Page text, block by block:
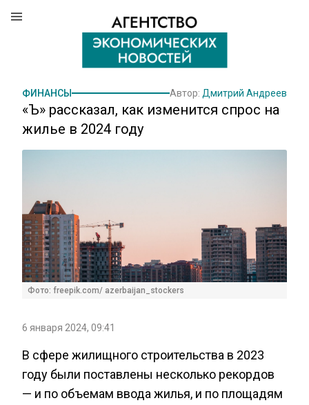
ФИНАНСЫ Автор: Дмитрий Андреев
«Ъ» рассказал, как изменится спрос на
жилье в 2024 году
Фото: freepik.com/ azerbaijan_stockers
6 января 2024, 09:41
В сфере жилищного строительства в 2023
году были поставлены несколько рекордов
— и по объемам ввода жилья, и по площадям